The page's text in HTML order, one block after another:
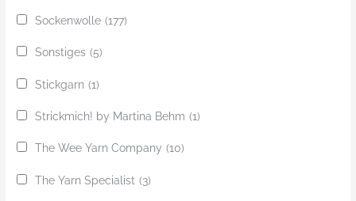
Sockenwolle (177)
Sonstiges (5)
Stickgarn (1)
Strickmich! by Martina Behm (1)
The Wee Yarn Company (10)
The Yarn Specialist (3)